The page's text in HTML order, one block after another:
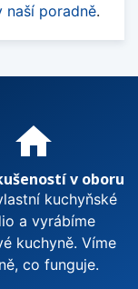
naší poradně.
home
v oboru
kuchyňské
a vyrábíme
kuchyně. Víme
co funguje.